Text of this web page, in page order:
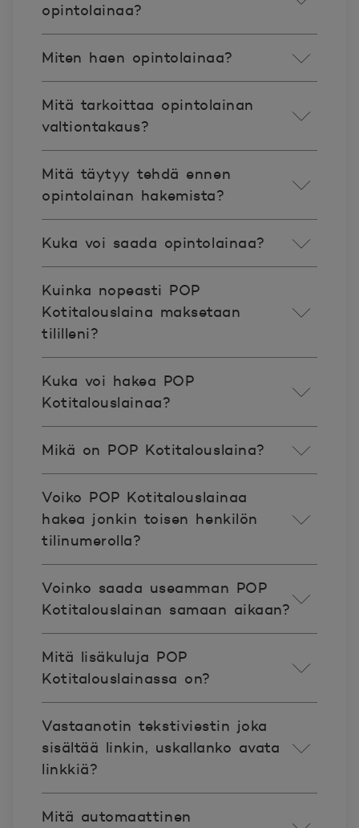
opintolainaa?
Miten haen opintolainaa?
Mitä tarkoittaa opintolainan
valtiontakaus?
Mitä täytyy tehdä ennen
opintolainan hakemista?
Kuka voi saada opintolainaa?
Kuinka nopeasti POP
Kotitalouslaina maksetaan
tililleni?
Kuka voi hakea POP
Kotitalouslainaa?
Mikä on POP Kotitalouslaina?
Voiko POP Kotitalouslainaa
hakea jonkin toisen henkilön
tilinumerolla?
Voinko saada useamman POP
Kotitalouslainan samaan aikaan?
Mitä lisäkuluja POP
Kotitalouslainassa on?
Vastaanotin tekstiviestin joka
sisältää linkin, uskallanko avata
linkkiä?
Mitä automaattinen